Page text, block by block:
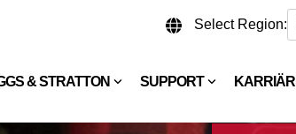
Select Region:
& STRATTON SUPPORT KARRIÄR